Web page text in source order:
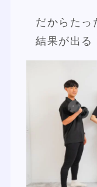
だからたっ
結果が出る